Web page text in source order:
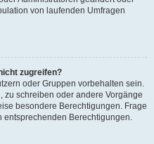
von laufenden Umfragen
zugreifen?
oder Gruppen vorbehalten sein.
zu schreiben oder andere Vorgänge
besondere Berechtigungen. Frage
entsprechenden Berechtigungen.